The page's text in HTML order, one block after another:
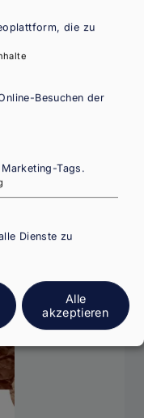
- ÖAW
Migration
as a Desire
die zu
Besuchen der
Tags.
Dienste zu
Alle
akzeptieren